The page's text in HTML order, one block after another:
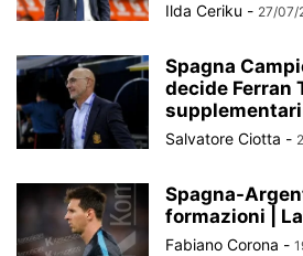
Ilda Ceriku - 27/07/
Spagna
decide Ferran
supplementari
Salvatore Ciotta -
Spagna-
formazioni |
Fabiano Corona -